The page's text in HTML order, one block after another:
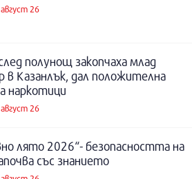
26
полунощ закопчаха млад
в Казанлък, дал положителна
наркотици
26
лято 2026“- безопасността на
със знанието